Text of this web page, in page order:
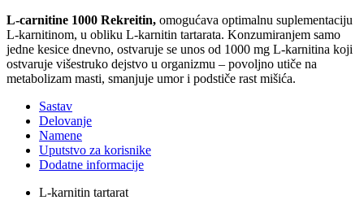
L-carnitine 1000 Rekreitin, omogućava optimalnu suplementaciju
L-karnitinom, u obliku L-karnitin tartarata. Konzumiranjem samo
jedne kesice dnevno, ostvaruje se unos od 1000 mg L-karnitina koji
ostvaruje višestruko dejstvo u organizmu – povoljno utiče na
metabolizam masti, smanjuje umor i podstiče rast mišića.
Sastav
Delovanje
Namene
Uputstvo za korisnike
Dodatne informacije
L-karnitin tartarat